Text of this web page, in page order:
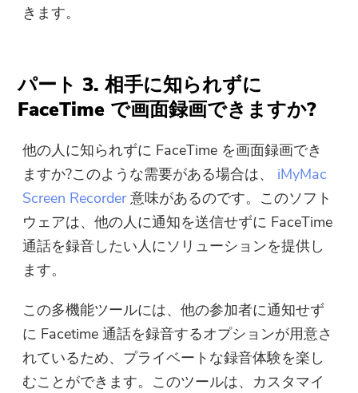
きます。
パート 3. 相手に知られずに
FaceTime で画面録画できますか?
他の人に知られずに FaceTime を画面録画でき
ますか?このような需要がある場合は、 iMyMac
Screen Recorder意味があるのです。このソフト
ウェアは、他の人に通知を送信せずに FaceTime
通話を録音したい人にソリューションを提供し
ます。
この多機能ツールには、他の参加者に通知せず
に Facetime 通話を録音するオプションが用意さ
れているため、プライベートな録音体験を楽し
むことができます。このツールは、カスタマイ